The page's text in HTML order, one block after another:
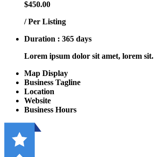
$450.00
/ Per Listing
Duration : 365 days
Lorem ipsum dolor sit amet, lorem sit.
Map Display
Business Tagline
Location
Website
Business Hours